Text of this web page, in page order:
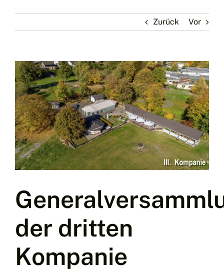
Zurück Vor
Zeige
grösseres
Bild
der dritten
Kompanie